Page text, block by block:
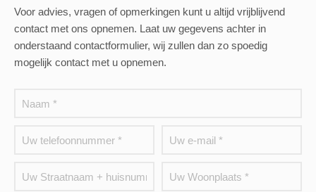
Voor advies, vragen of opmerkingen kunt u altijd vrijblijvend
contact met ons opnemen. Laat uw gegevens achter in
onderstaand contactformulier, wij zullen dan zo spoedig
mogelijk contact met u opnemen.